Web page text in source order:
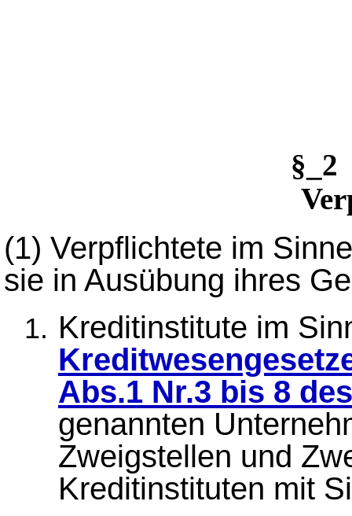
(1) Verpflichtete im
sie in Ausübung ihres
Kreditinstitute im
Abs.1 Nr.3 bis 8
genannten
Zweigstellen und
Kreditinstituten mit